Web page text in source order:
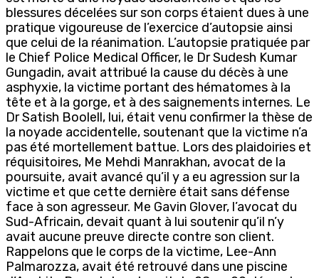
blessures décelées sur son corps étaient dues à une
pratique vigoureuse de l’exercice d’autopsie ainsi
que celui de la réanimation. L’autopsie pratiquée par
le Chief Police Medical Officer, le Dr Sudesh Kumar
Gungadin, avait attribué la cause du décès à une
asphyxie, la victime portant des hématomes à la
tête et à la gorge, et à des saignements internes. Le
Dr Satish Boolell, lui, était venu confirmer la thèse de
la noyade accidentelle, soutenant que la victime n’a
pas été mortellement battue. Lors des plaidoiries et
réquisitoires, Me Mehdi Manrakhan, avocat de la
poursuite, avait avancé qu’il y a eu agression sur la
victime et que cette dernière était sans défense
face à son agresseur. Me Gavin Glover, l’avocat du
Sud-Africain, devait quant à lui soutenir qu’il n’y
avait aucune preuve directe contre son client.
Rappelons que le corps de la victime, Lee-Ann
Palmarozza, avait été retrouvé dans une piscine